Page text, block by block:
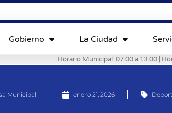
Gobierno La Ciudad
Horario Municipal: 07:00 a 13:00 |
Municipal enero 21, 2026